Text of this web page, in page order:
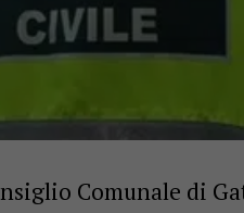
Comunale di